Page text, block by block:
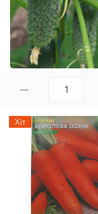
Хіт